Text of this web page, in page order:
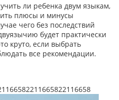
ли ребенка двум языкам,
плюсы и минусы
чего без последствий
будет практически
круто, если выбрать
все рекомендации.